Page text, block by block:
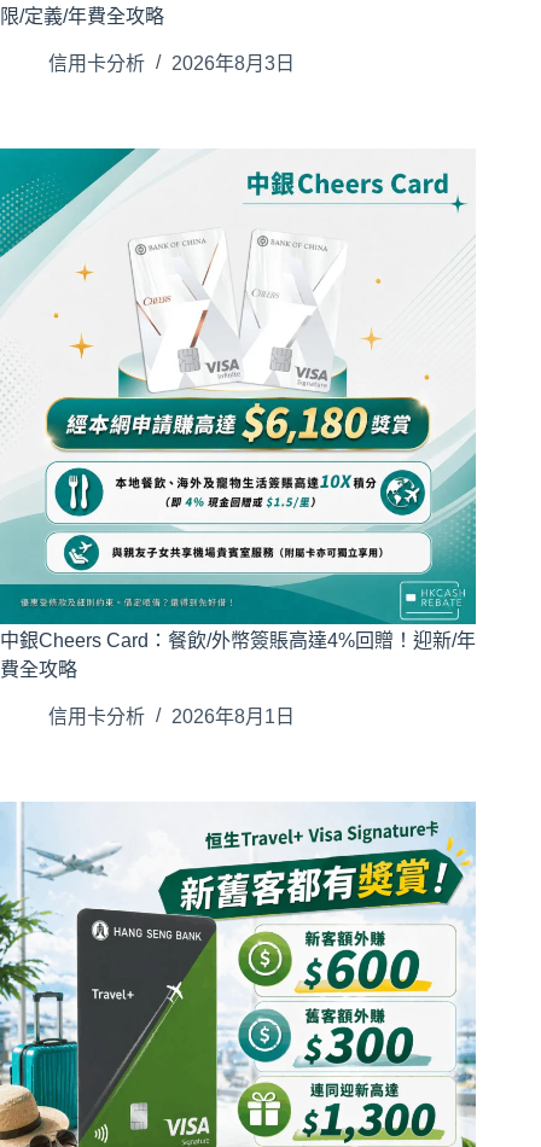
限/定義/年費全攻略
信用卡分析 2026年8月3日
中銀Cheers Card：餐飲/外幣簽賬高達4%回贈！迎新/年
費全攻略
信用卡分析 2026年8月1日